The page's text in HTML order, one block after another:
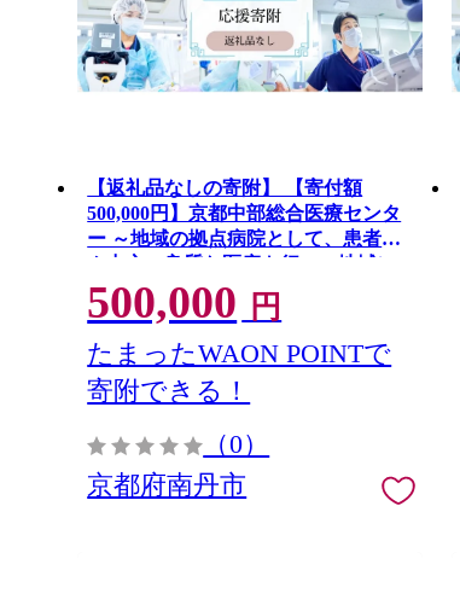
【返礼品なしの寄附】 【寄付額
500,000円】京都中部総合医療センタ
ー ～地域の拠点病院として、患者さ
ん中心の良質な医療を行い、地域に
愛され信頼される病院を目指す～
500,000 円
たまったWAON POINTで
寄附できる！
（0）
京都府南丹市